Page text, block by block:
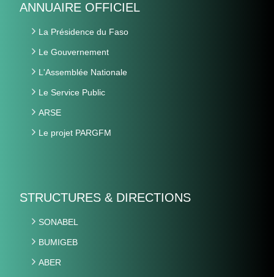
ANNUAIRE OFFICIEL
La Présidence du Faso
Le Gouvernement
L'Assemblée Nationale
Le Service Public
ARSE
Le projet PARGFM
STRUCTURES & DIRECTIONS
SONABEL
BUMIGEB
ABER